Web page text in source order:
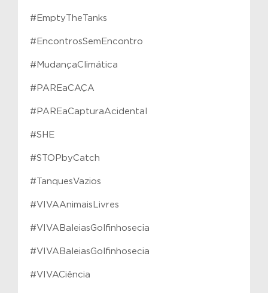
#EmptyTheTanks
#EncontrosSemEncontro
#MudançaClimática
#PAREaCAÇA
#PAREaCapturaAcidental
#SHE
#STOPbyCatch
#TanquesVazios
#VIVAAnimaisLivres
#VIVABaleiasGolfinhosecia
#VIVABaleiasGolfinhosecia
#VIVACiência